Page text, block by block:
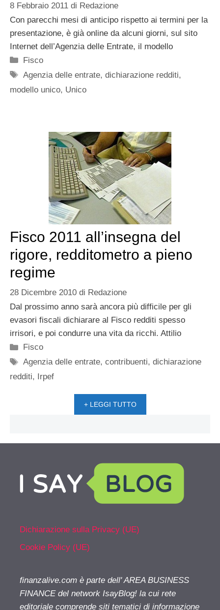
8 Febbraio 2011 di Redazione
Con parecchi mesi di anticipo rispetto ai termini per la
presentazione, è già online da alcuni giorni, sul sito
Internet dell’Agenzia delle Entrate, il modello
Categorie
Fisco
Tag
Agenzia delle entrate,dichiarazione redditi,
modello unico, Unico
Fisco 2011 all’insegna del
rigore, redditometro a pieno
regime
28 Dicembre 2010 di Redazione
Dal prossimo anno sarà ancora più difficile per gli
evasori fiscali dichiarare al Fisco redditi spesso
irrisori, e poi condurre una vita da ricchi. Attilio
Categorie
Fisco
Tag
Agenzia delle entrate,contribuenti,dichiarazione
redditi, Irpef
+ LEGGI TUTTO
Dichiarazione sulla Privacy (UE)
Cookie Policy (UE)
finanzalive.com è parte dell' AREA BUSINESS
FINANCE del network IsayBlog! la cui rete
editoriale comprende siti tematici di informazione